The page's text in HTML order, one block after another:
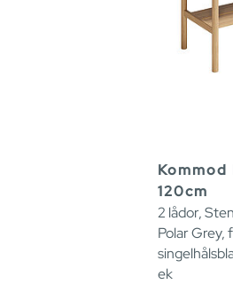
120cm
2 lådor,
Polar Grey,
ek